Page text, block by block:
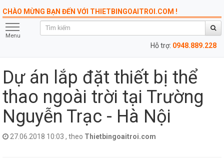
CHÀO MỪNG BẠN ĐẾN VỚI THIETBINGOAITROI.COM !
Menu
Hỗ trợ: 0948.889.228
Dự án lắp đặt thiết bị thể
thao ngoài trời tại Trường
Nguyễn Trạc - Hà Nội
27.06.2018 10:03 , theo Thietbingoaitroi.com